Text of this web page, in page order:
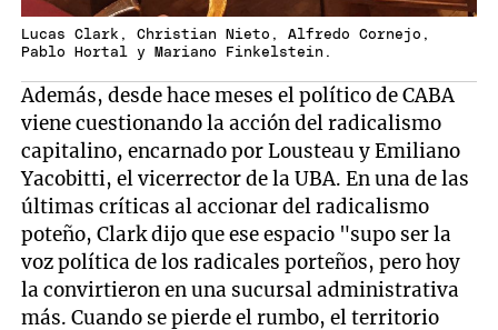
Lucas Clark, Christian Nieto, Alfredo Cornejo,
Pablo Hortal y Mariano Finkelstein.
Además, desde hace meses el político de CABA
viene cuestionando la acción del radicalismo
capitalino, encarnado por Lousteau y Emiliano
Yacobitti, el vicerrector de la UBA. En una de las
últimas críticas al accionar del radicalismo
poteño, Clark dijo que ese espacio "supo ser la
voz política de los radicales porteños, pero hoy
la convirtieron en una sucursal administrativa
más. Cuando se pierde el rumbo, el territorio